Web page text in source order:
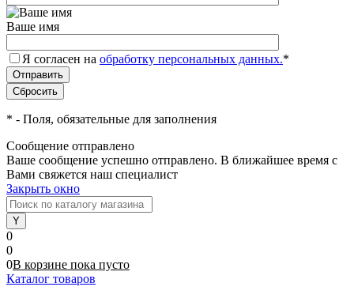
Ваше имя
Я согласен на обработку персональных данных.*
* - Поля, обязательные для заполнения
Сообщение отправлено
Ваше сообщение успешно отправлено. В ближайшее время с
Вами свяжется наш специалист
Закрыть окно
0
0
0В корзине пока пусто
Каталог товаров